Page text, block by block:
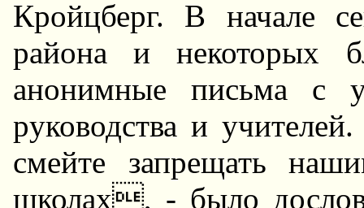
Кpойцбеpг. В начале
pайона и некотоpых
анонимные письма с
pуководства и
смейте запpещать
школах, - было